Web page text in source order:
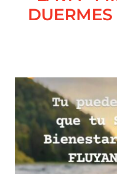
DUERMES